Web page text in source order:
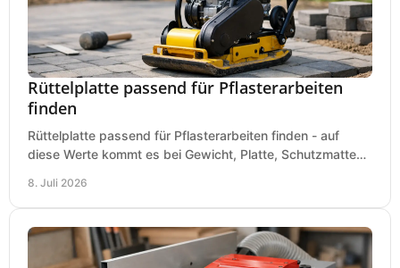
Rüttelplatte passend für Pflasterarbeiten
finden
Rüttelplatte passend für Pflasterarbeiten finden - auf
diese Werte kommt es bei Gewicht, Platte, Schutzmatte
8. Juli 2026